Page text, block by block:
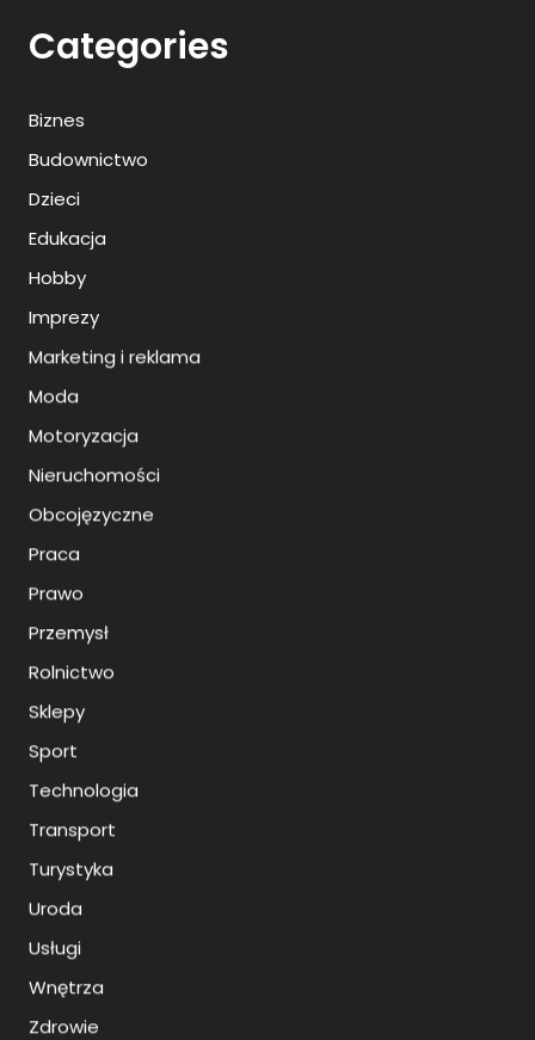
Categories
Biznes
Budownictwo
Dzieci
Edukacja
Hobby
Imprezy
Marketing i reklama
Moda
Motoryzacja
Nieruchomości
Obcojęzyczne
Praca
Prawo
Przemysł
Rolnictwo
Sklepy
Sport
Technologia
Transport
Turystyka
Uroda
Usługi
Wnętrza
Zdrowie